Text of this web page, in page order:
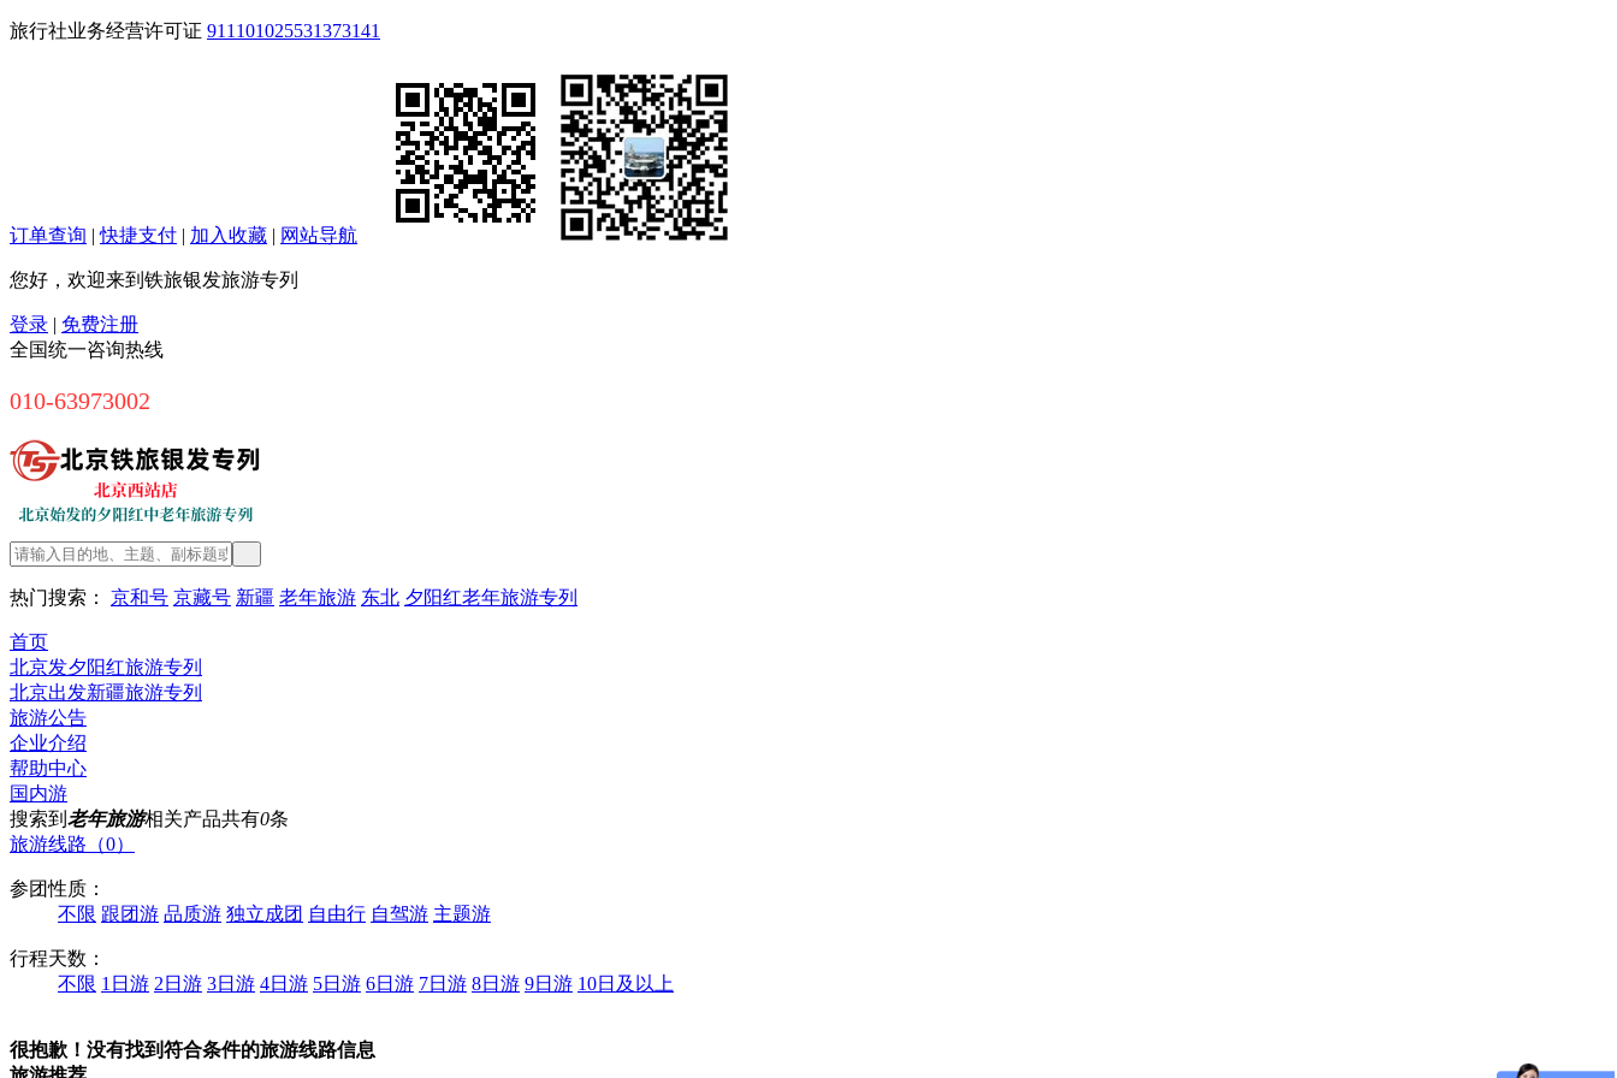
旅行社业务经营许可证 911101025531373141
订单查询 |快捷支付 | 加入收藏 | 网站导航
您好，欢迎来到铁旅银发旅游专列
登录 | 免费注册
全国统一咨询热线
010-63973002
热门搜索： 京和号 京藏号 新疆 老年旅游 东北 夕阳红老年旅游专列
首页
北京发夕阳红旅游专列
北京出发新疆旅游专列
旅游公告
企业介绍
帮助中心
国内游
搜索到 老年旅游相关产品共有0条
旅游线路（0）
参团性质：
不限 跟团游 品质游 独立成团 自由行 自驾游 主题游
行程天数：
不限 1日游 2日游 3日游 4日游 5日游 6日游 7日游 8日游 9日游 10日及以上
很抱歉！没有找到符合条件的旅游线路信息